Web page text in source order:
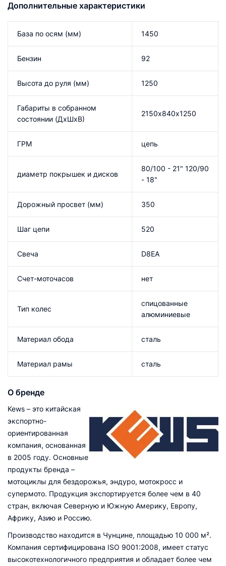
Дополнительные характеристики
База по осям (мм) 1450
Бензин 92
Высота до руля (мм) 1250
Габариты в собранном
состоянии (ДхШхВ)
2150х840х1250
ГРМ цепь
диаметр покрышек и дисков
80/100 - 21" 120/90
- 18"
Дорожный просвет (мм) 350
Шаг цепи 520
Свеча D8EA
Счет-моточасов нет
Тип колес
спицованные
алюминиевые
Материал обода сталь
Материал рамы сталь
О бренде
Kews – это китайская
экспортно-
ориентированная
компания, основанная
в 2005 году. Основные
продукты бренда –
мотоциклы для бездорожья, эндуро, мотокросс и
супермото. Продукция экспортируется более чем в 40
стран, включая Северную и Южную Америку, Европу,
Африку, Азию и Россию.
Производство находится в Чунцине, площадью 10 000 м².
Компания сертифицирована ISO 9001:2008, имеет статус
высокотехнологичного предприятия и обладает более чем